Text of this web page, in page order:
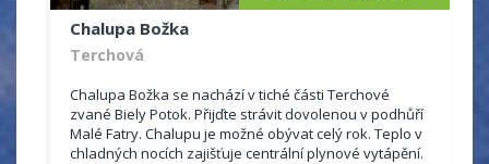
Chalupa Božka
Terchová
Chalupa Božka se nachází v tiché části Terchové
zvané Biely Potok. Přijďte strávit dovolenou v podhůří
Malé Fatry. Chalupu je možné obývat celý rok. Teplo v
chladných nocích zajišťuje centrální plynové vytápění.